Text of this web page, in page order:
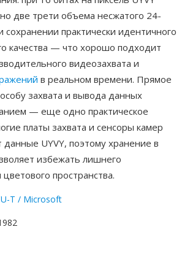
две трети объема несжатого 24-
сохранении практически идентичного
качества — что хорошо подходит
видеозахвата и
в реальном времени. Прямое
захвата и вывода данных
— еще одно практическое
платы захвата и сенсоры камер
UYVY, поэтому хранение в
избежать лишнего
пространства.
T / Microsoft